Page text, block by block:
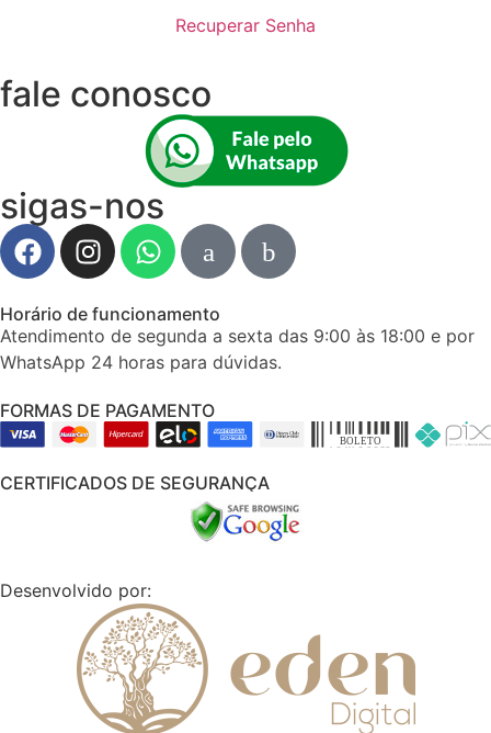
Recuperar Senha
fale conosco
sigas-nos
Horário de funcionamento
Atendimento de segunda a sexta das 9:00 às 18:00 e por
WhatsApp 24 horas para dúvidas.
FORMAS DE PAGAMENTO
CERTIFICADOS DE SEGURANÇA
Desenvolvido por: